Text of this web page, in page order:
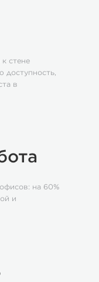
стене
доступность,
в
на 60%
и